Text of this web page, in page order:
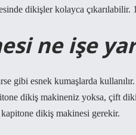
dikişler kolayca çıkarılabilir.
ne işe
gibi esnek kumaşlarda
dikiş makineniz yoksa, çift
dikiş makinesi gerekir.